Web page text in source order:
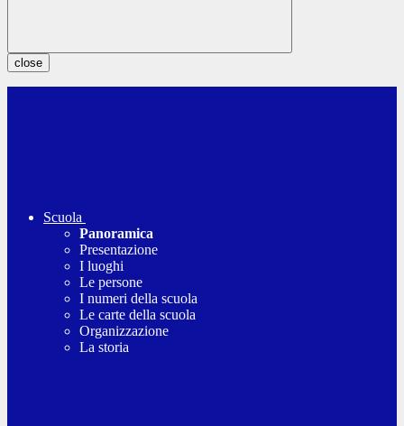
close
Scuola
Panoramica
Presentazione
I luoghi
Le persone
I numeri della scuola
Le carte della scuola
Organizzazione
La storia